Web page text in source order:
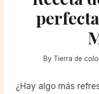
By Tierra de
¿Hay algo más